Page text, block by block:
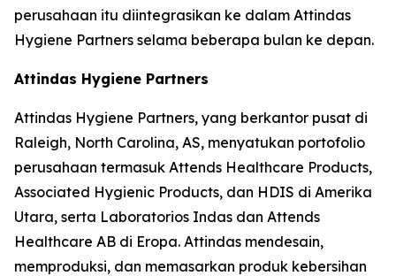
perusahaan itu diintegrasikan ke dalam Attindas
Hygiene Partners selama beberapa bulan ke depan.
Attindas Hygiene Partners
Attindas Hygiene Partners, yang berkantor pusat di
Raleigh, North Carolina, AS, menyatukan portofolio
perusahaan termasuk Attends Healthcare Products,
Associated Hygienic Products, dan HDIS di Amerika
Utara, serta Laboratorios Indas dan Attends
Healthcare AB di Eropa. Attindas mendesain,
memproduksi, dan memasarkan produk kebersihan